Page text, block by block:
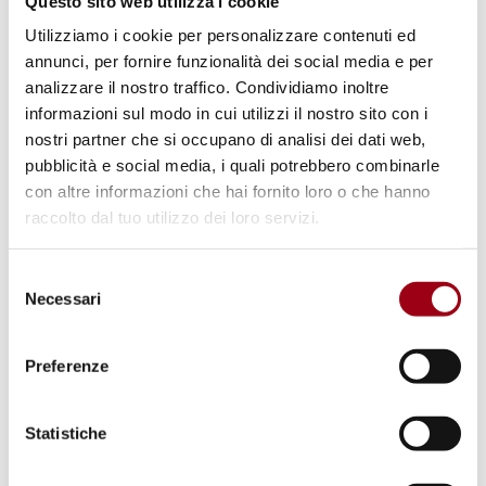
Utilizziamo i cookie per personalizzare contenuti ed
annunci, per fornire funzionalità dei social media e per
analizzare il nostro traffico. Condividiamo inoltre
informazioni sul modo in cui utilizzi il nostro sito con i
nostri partner che si occupano di analisi dei dati web,
pubblicità e social media, i quali potrebbero combinarle
con altre informazioni che hai fornito loro o che hanno
raccolto dal tuo utilizzo dei loro servizi.
delNecessari
Preferenze
Statistiche
23.08.2017
© IOM
IOM/EUR-OPA: un nuovo studio